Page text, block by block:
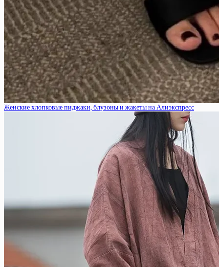
Женские хлопковые пиджаки, блузоны и жакеты на Алиэкспресс